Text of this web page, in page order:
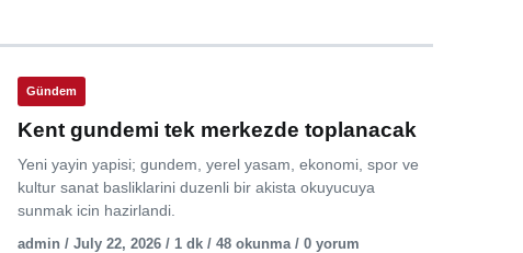
Gündem
Kent gundemi tek merkezde toplanacak
Yeni yayin yapisi; gundem, yerel yasam, ekonomi, spor ve
kultur sanat basliklarini duzenli bir akista okuyucuya
sunmak icin hazirlandi.
admin / July 22, 2026 / 1 dk / 48 okunma / 0 yorum